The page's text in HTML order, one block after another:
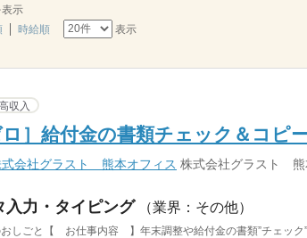
示
時給順 表示
収入
ロ］給付金の書類チェック＆コピ
式会社グラスト 熊本オフィス 株式会社グラスト 熊
入力・タイピング （業界：その他）
しごと【 お仕事内容 】年末調整や給付金の書類”チェッ